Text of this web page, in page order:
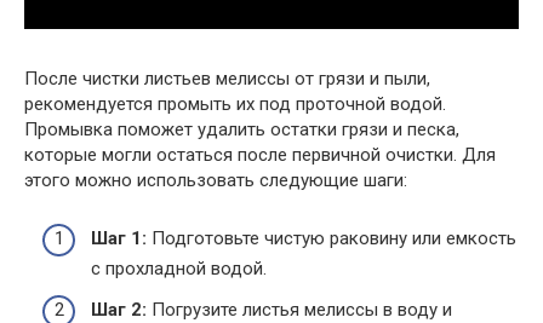
После чистки листьев мелиссы от грязи и пыли,
рекомендуется промыть их под проточной водой.
Промывка поможет удалить остатки грязи и песка,
которые могли остаться после первичной очистки. Для
этого можно использовать следующие шаги:
Шаг 1: Подготовьте чистую раковину или емкость
с прохладной водой.
Шаг 2: Погрузите листья мелиссы в воду и